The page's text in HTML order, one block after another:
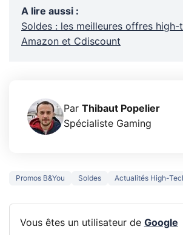
A lire aussi :
Soldes : les meilleures offres high-
Amazon et Cdiscount
Par Thibaut Popelier
Spécialiste Gaming
Promos B&You Soldes Actualités High-
Vous êtes un utilisateur de Google